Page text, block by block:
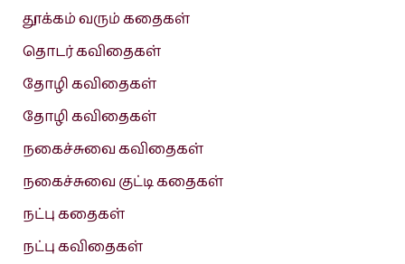
தூக்கம் வரும் கதைகள்
தொடர் கவிதைகள்
தோழி கவிதைகள்
தோழி கவிதைகள்
நகைச்சுவை கவிதைகள்
நகைச்சுவை குட்டி கதைகள்
நட்பு கதைகள்
நட்பு கவிதைகள்